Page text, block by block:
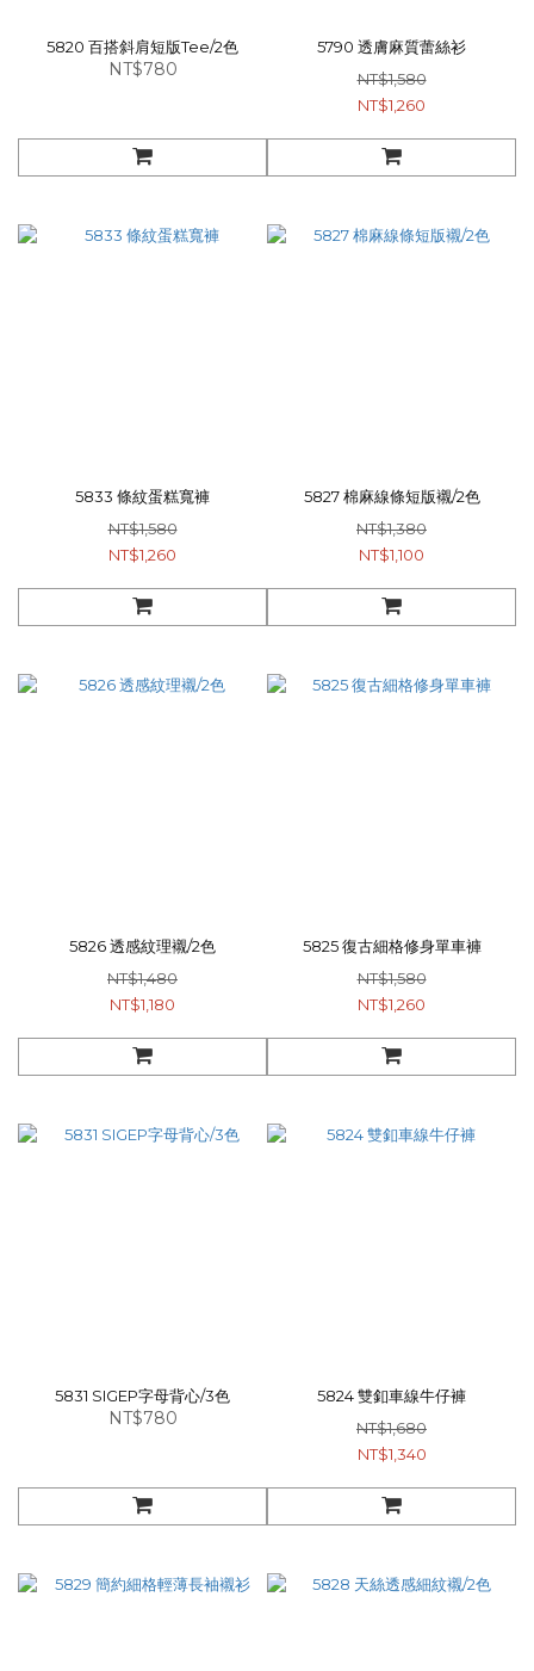
5820 百搭斜肩短版Tee/2色
NT$780
5790 透膚麻質蕾絲衫
NT$1,580
NT$1,260
5833 條紋蛋糕寬褲
NT$1,580
NT$1,260
5827 棉麻線條短版襯/2色
NT$1,380
NT$1,100
5826 透感紋理襯/2色
NT$1,480
NT$1,180
5825 復古細格修身單車褲
NT$1,580
NT$1,260
5831 SIGEP字母背心/3色
NT$780
5824 雙釦車線牛仔褲
NT$1,680
NT$1,340